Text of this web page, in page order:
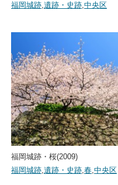
福岡城跡,遺跡・史跡,中央区
福岡城跡・桜(2009)
福岡城跡,遺跡・史跡,春,中央区